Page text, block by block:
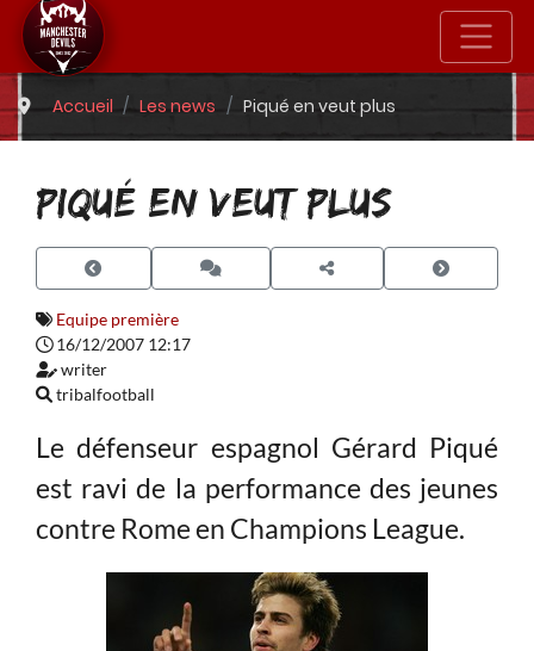
Accueil Les news Piqué en veut plus
PIQUÉ EN VEUT PLUS
Equipe première
16/12/2007 12:17
writer
tribalfootball
Le défenseur espagnol Gérard Piqué
est ravi de la performance des jeunes
contre Rome en Champions League.